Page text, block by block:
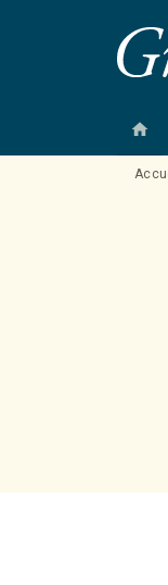
home